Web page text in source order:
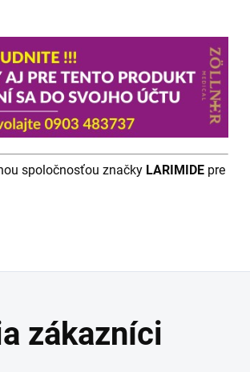
spoločnosťou značky LARIMIDE pre